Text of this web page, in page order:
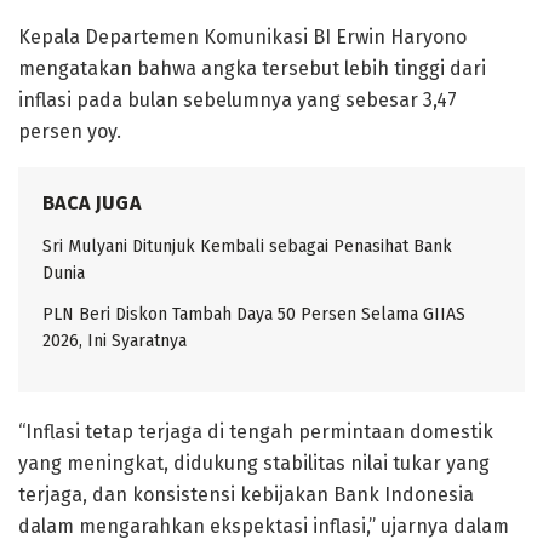
Kepala Departemen Komunikasi BI Erwin Haryono
mengatakan bahwa angka tersebut lebih tinggi dari
inflasi pada bulan sebelumnya yang sebesar 3,47
persen yoy.
BACA JUGA
Sri Mulyani Ditunjuk Kembali sebagai Penasihat Bank
Dunia
PLN Beri Diskon Tambah Daya 50 Persen Selama GIIAS
2026, Ini Syaratnya
“Inflasi tetap terjaga di tengah permintaan domestik
yang meningkat, didukung stabilitas nilai tukar yang
terjaga, dan konsistensi kebijakan Bank Indonesia
dalam mengarahkan ekspektasi inflasi,” ujarnya dalam